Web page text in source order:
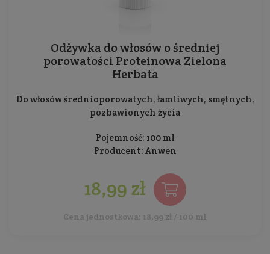
Odżywka do włosów o średniej
porowatości Proteinowa Zielona
Herbata
Do włosów średnioporowatych, łamliwych, smętnych,
pozbawionych życia
Pojemność: 100 ml
Producent: Anwen
18,99 zł
Cena jednostkowa: 18,99 zł / 100 ml